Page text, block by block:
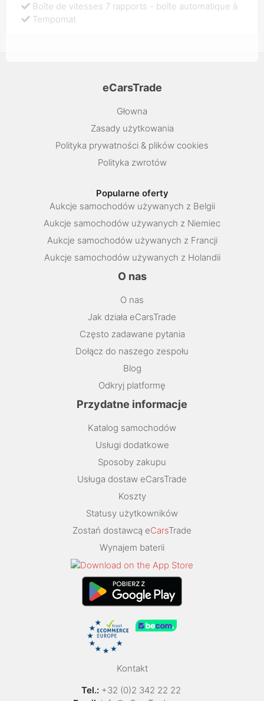
Boîte de vitesses 7 rapports - boîte automatique à
Tempomat
eCarsTrade
Głowna
Zasady użytkowania
Polityka prywatności & plików cookies
Polityka zwrotów
Popularne oferty
Aukcje samochodów używanych z Belgii
Aukcje samochodów używanych z Niemiec
Aukcje samochodów używanych z Francji
Aukcje samochodów używanych z Holandii
O nas
O nas
Jak działa eCarsTrade
Często zadawane pytania
Dołącz do naszego zespołu
Blog
Odkryj platformę
Przydatne informacje
Katalog samochodów
Usługi dodatkowe
Sposoby zakupu
Usługa dostaw eCarsTrade
Koszty
Statusy użytkowników
Zostań dostawcą eCarsTrade
Wynajem baterii
Kontakt
Tel.: +32 (0)2 342 22 22